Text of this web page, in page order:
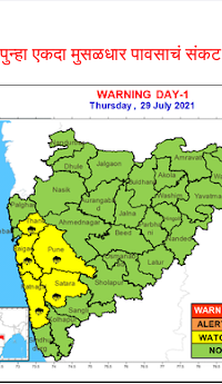
पुन्हा एकदा मुसळधार पावसाचं संकट